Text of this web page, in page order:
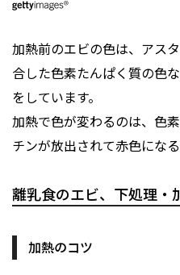
加熱前のエビの色は、アス
合した色素たんぱく質の色
をしています。
加熱で色が変わるのは、色
チンが放出されて赤色にな
離乳食のエビ、下処理・
加熱のコツ